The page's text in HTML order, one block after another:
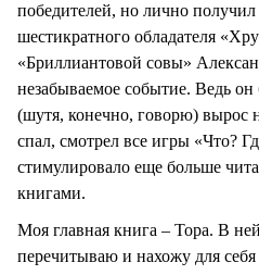
победителей, но лично
шестикратного обладателя
«Бриллиантовой совы»
незабываемое событие. Ведь он
(шутя, конечно, говорю) вырос
спал, смотрел все игры «Что?
стимулировало еще больше
книгами.
Моя главная книга – Тора. В
перечитываю и нахожу для